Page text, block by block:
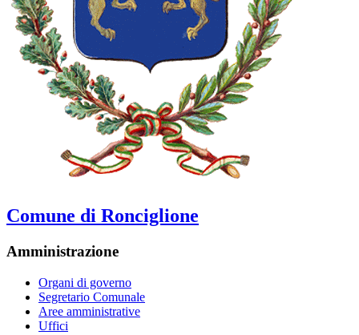
Comune di Ronciglione
Amministrazione
Organi di governo
Segretario Comunale
Aree amministrative
Uffici